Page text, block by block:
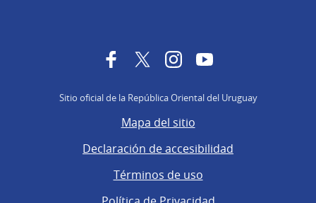
FacebookTwitterInstagramYouTube
Sitio oficial de la República Oriental del Uruguay
Mapa del sitio
Declaración de accesibilidad
Términos de uso